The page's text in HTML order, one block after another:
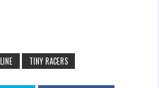
TINY RACERS